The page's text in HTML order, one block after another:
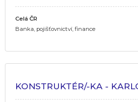
Celá ČR
Banka, pojišťovnictví, finance
KONSTRUKTÉR/-KA -